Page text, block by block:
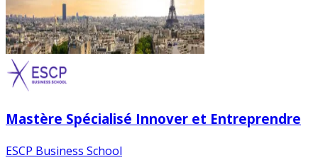
Mastère Spécialisé Innover et Entreprendre
ESCP Business School